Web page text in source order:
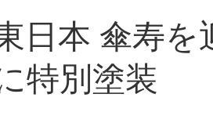
日本 傘寿
特別塗装